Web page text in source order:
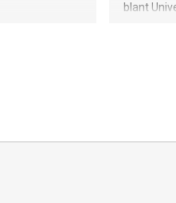
blant
av
delfinale
den